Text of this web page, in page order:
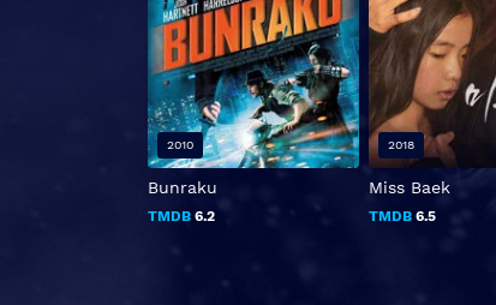
Bunraku
TMDB 6.2
2010
Miss Baek
TMDB 6.5
2018